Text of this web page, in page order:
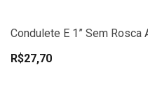
Condulete E 1” Sem Rosca
R$27,70